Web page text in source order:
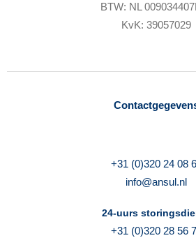
BTW: NL
KvK: 39057029
+31 (0)320 24 08
info@ansul.nl
24-uurs
+31 (0)320 28 56